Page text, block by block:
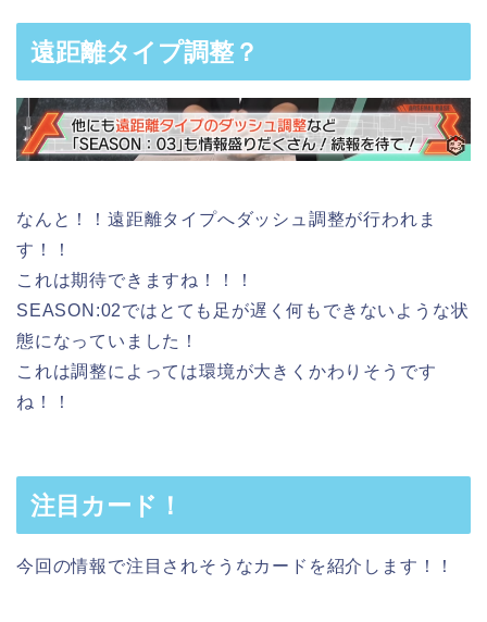
遠距離タイプ調整？
なんと！！遠距離タイプへダッシュ調整が行われま
す！！
これは期待できますね！！！
SEASON:02ではとても足が遅く何もできないような状
態になっていました！
これは調整によっては環境が大きくかわりそうです
ね！！
注目カード！
今回の情報で注目されそうなカードを紹介します！！